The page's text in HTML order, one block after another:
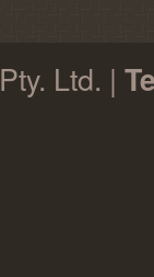
Ltd. |